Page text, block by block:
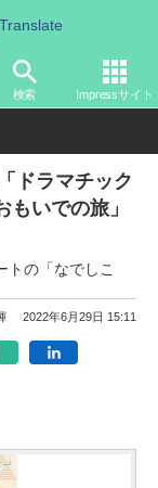
Translate
検索 Impressサイト
ドラマチック
いでの旅」
トの「なでしこ
2022年6月29日 15:11